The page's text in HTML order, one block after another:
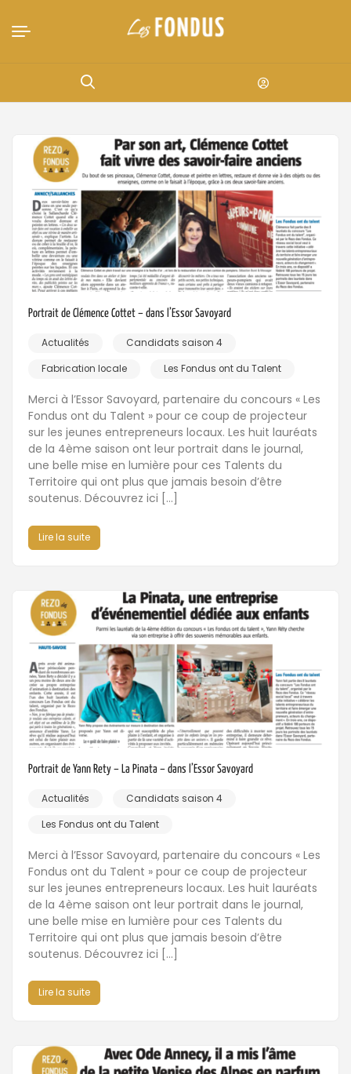
Portrait de Clémence Cottet – dans l’Essor Savoyard
Actualités Candidats saison 4
Fabrication locale Les Fondus ont du Talent
Merci à l’Essor Savoyard, partenaire du concours « Les
Fondus ont du Talent » pour ce coup de projecteur
sur les jeunes entrepreneurs locaux. Les huit lauréats
de la 4ème saison ont leur portrait dans le journal,
une belle mise en lumière pour ces Talents du
Territoire qui ont plus que jamais besoin d’être
soutenus. Découvrez ici […]
Lire la suite
Portrait de Yann Rety – La Pinata – dans l’Essor Savoyard
Actualités Candidats saison 4
Les Fondus ont du Talent
Merci à l’Essor Savoyard, partenaire du concours « Les
Fondus ont du Talent » pour ce coup de projecteur
sur les jeunes entrepreneurs locaux. Les huit lauréats
de la 4ème saison ont leur portrait dans le journal,
une belle mise en lumière pour ces Talents du
Territoire qui ont plus que jamais besoin d’être
soutenus. Découvrez ici […]
Lire la suite